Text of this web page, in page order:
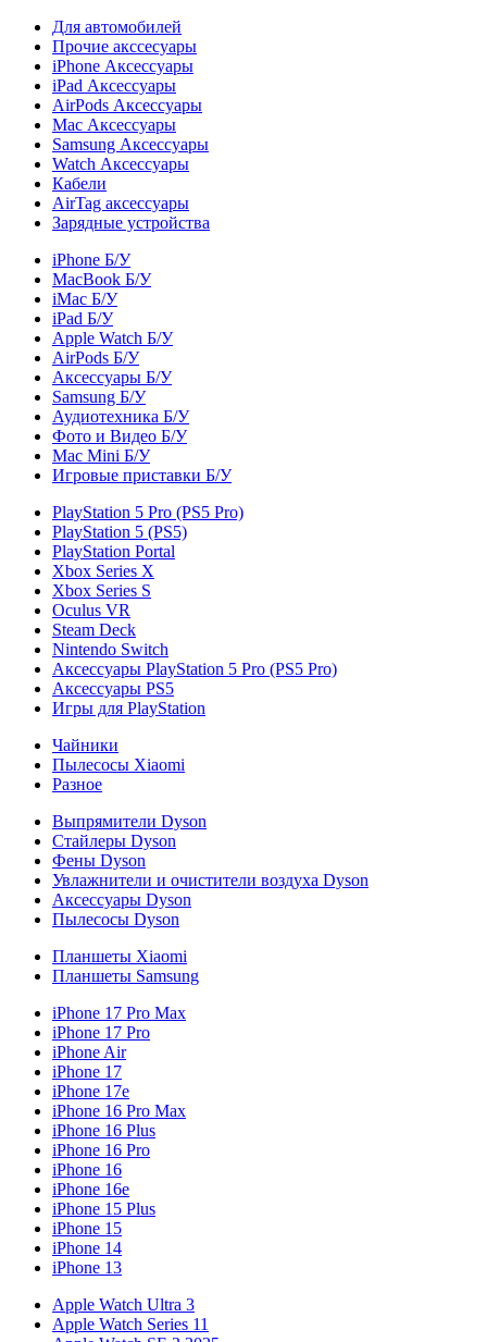
Для автомобилей
Прочие акссесуары
iPhone Аксессуары
iPad Аксессуары
AirPods Аксессуары
Mac Аксессуары
Samsung Аксессуары
Watch Аксессуары
Кабели
AirTag аксессуары
Зарядные устройства
iPhone Б/У
MacBook Б/У
iMac Б/У
iPad Б/У
Apple Watch Б/У
AirPods Б/У
Аксессуары Б/У
Samsung Б/У
Аудиотехника Б/У
Фото и Видео Б/У
Mac Mini Б/У
Игровые приставки Б/У
PlayStation 5 Pro (PS5 Pro)
PlayStation 5 (PS5)
PlayStation Portal
Xbox Series X
Xbox Series S
Oculus VR
Steam Deck
Nintendo Switch
Аксессуары PlayStation 5 Pro (PS5 Pro)
Аксессуары PS5
Игры для PlayStation
Чайники
Пылесосы Xiaomi
Разное
Выпрямители Dyson
Стайлеры Dyson
Фены Dyson
Увлажнители и очистители воздуха Dyson
Аксессуары Dyson
Пылесосы Dyson
Планшеты Xiaomi
Планшеты Samsung
iPhone 17 Pro Max
iPhone 17 Pro
iPhone Air
iPhone 17
iPhone 17e
iPhone 16 Pro Max
iPhone 16 Plus
iPhone 16 Pro
iPhone 16
iPhone 16e
iPhone 15 Plus
iPhone 15
iPhone 14
iPhone 13
Apple Watch Ultra 3
Apple Watch Series 11